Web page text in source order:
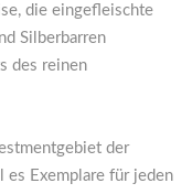
die eingefleischte
Silberbarren
des reinen
der
es Exemplare für jeden